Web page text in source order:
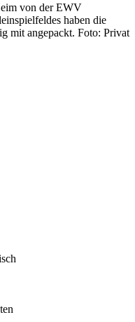
von der EWV
haben die
mit angepackt. Foto: Privat